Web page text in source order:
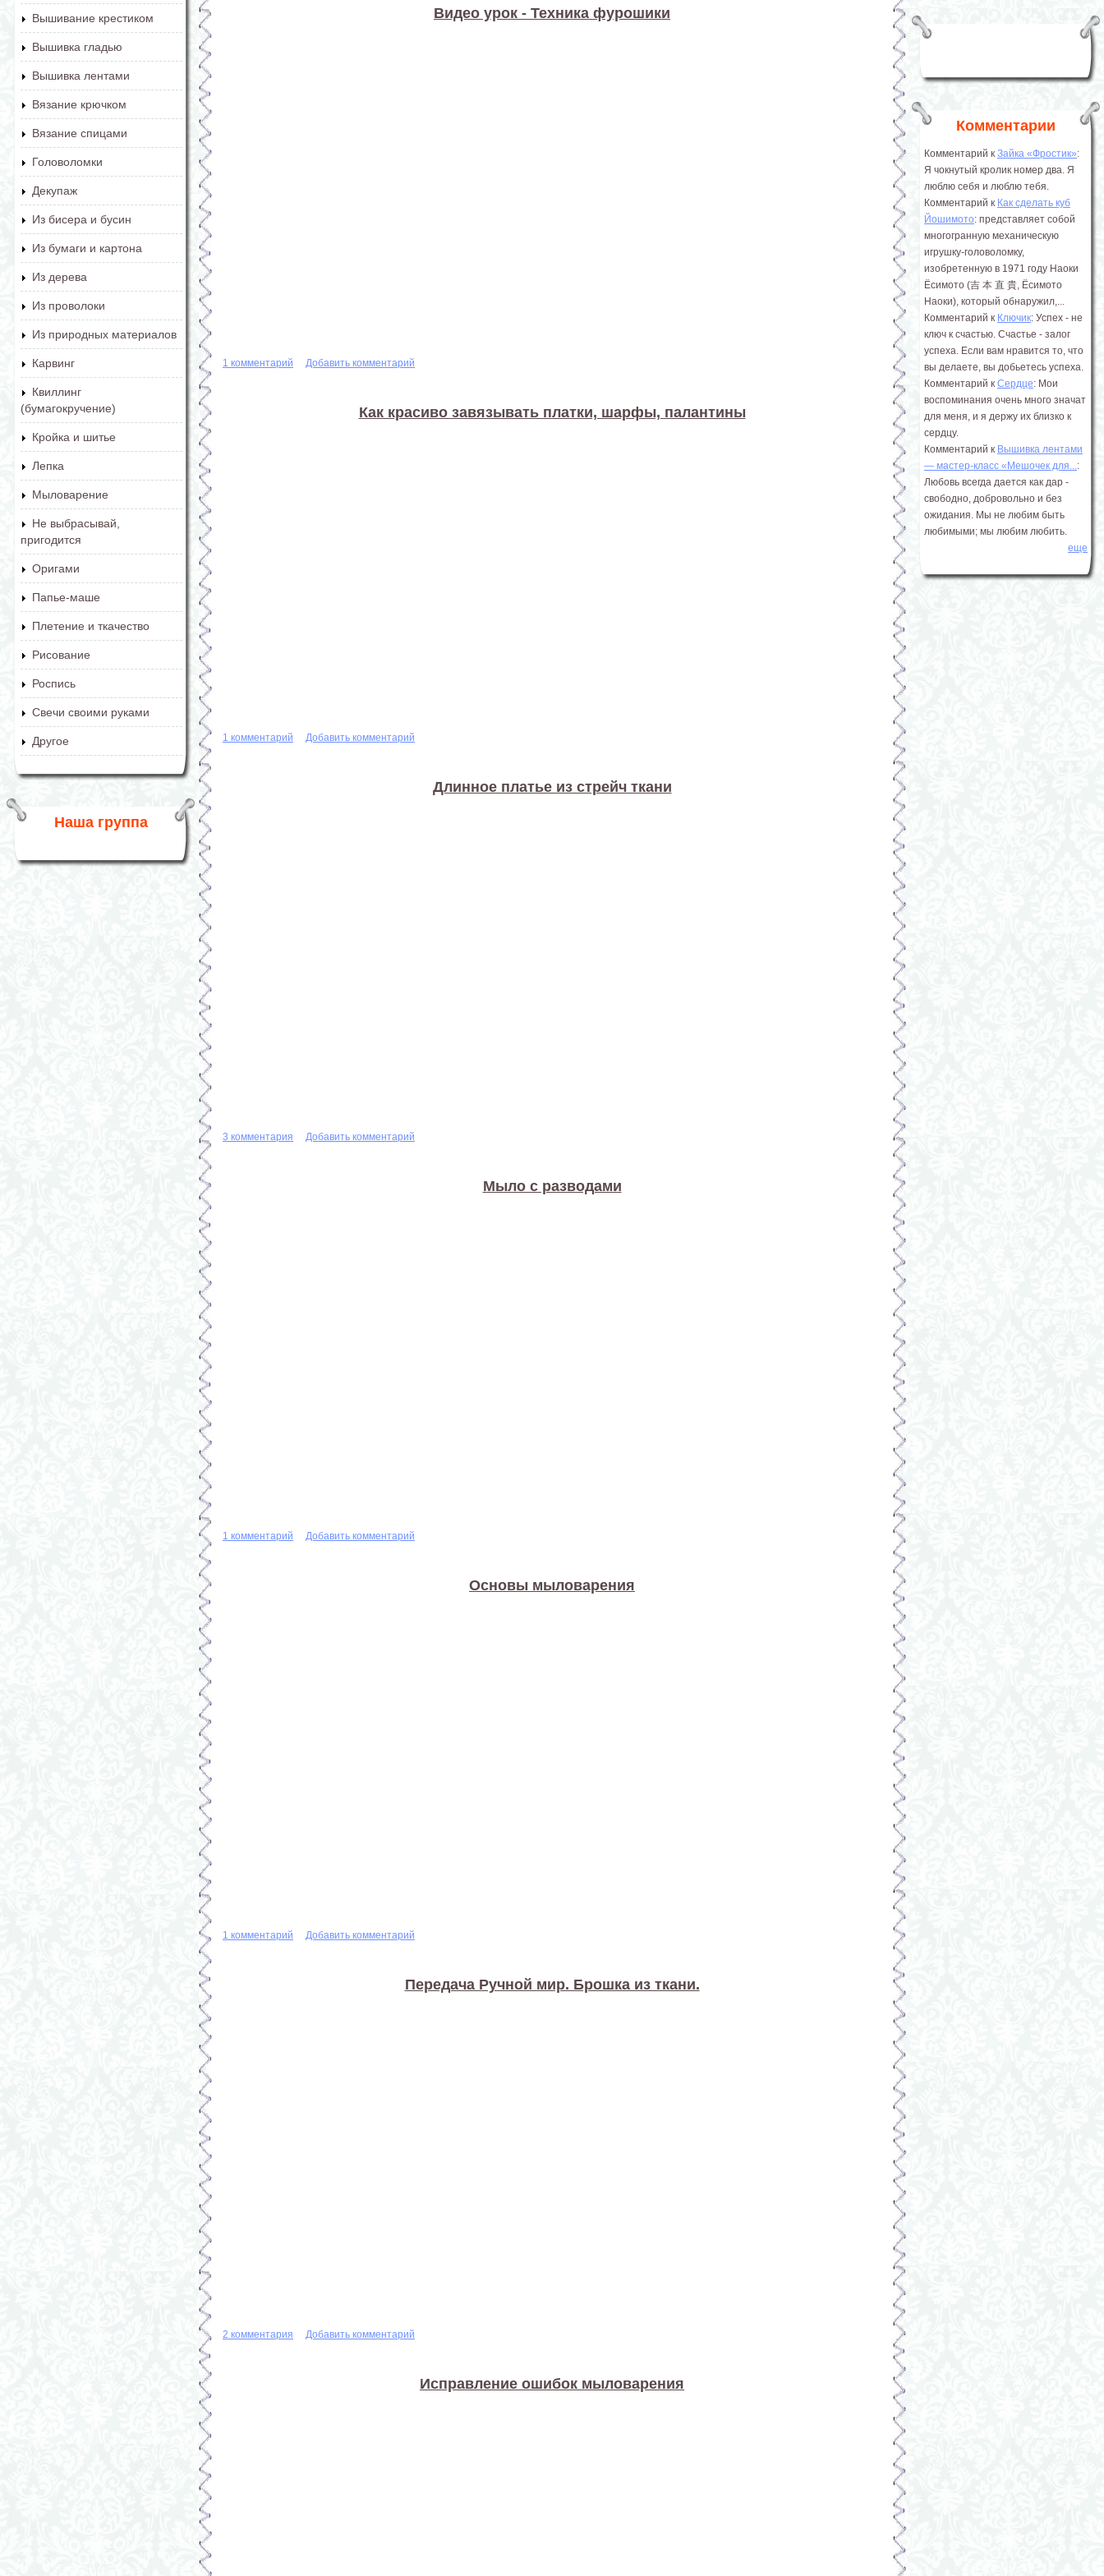
Вышивание крестиком
Вышивка гладью
Вышивка лентами
Вязание крючком
Вязание спицами
Головоломки
Декупаж
Из бисера и бусин
Из бумаги и картона
Из дерева
Из проволоки
Из природных материалов
Карвинг
Квиллинг
(бумагокручение)
Кройка и шитье
Лепка
Мыловарение
Не выбрасывай,
пригодится
Оригами
Папье-маше
Плетение и ткачество
Рисование
Роспись
Свечи своими руками
Другое
Наша группа
Видео урок - Техника фурошики
1 комментарий Добавить комментарий
Как красиво завязывать платки, шарфы, палантины
1 комментарий Добавить комментарий
Длинное платье из стрейч ткани
3 комментария Добавить комментарий
Мыло с разводами
1 комментарий Добавить комментарий
Основы мыловарения
1 комментарий Добавить комментарий
Передача Ручной мир. Брошка из ткани.
2 комментария Добавить комментарий
Исправление ошибок мыловарения
Комментарии
Комментарий к Зайка «Фростик»:
Я чокнутый кролик номер два. Я
люблю себя и люблю тебя.
Комментарий к Как сделать куб
Йошимото: представляет собой
многогранную механическую
игрушку-головоломку,
изобретенную в 1971 году Наоки
Ёсимото (吉 本 直 貴, Ёсимото
Наоки), который обнаружил,...
Комментарий к Ключик: Успех - не
ключ к счастью. Счастье - залог
успеха. Если вам нравится то, что
вы делаете, вы добьетесь успеха.
Комментарий к Сердце: Мои
воспоминания очень много значат
для меня, и я держу их близко к
сердцу.
Комментарий к Вышивка лентами
― мастер-класс «Мешочек для...:
Любовь всегда дается как дар -
свободно, добровольно и без
ожидания. Мы не любим быть
любимыми; мы любим любить.
еще